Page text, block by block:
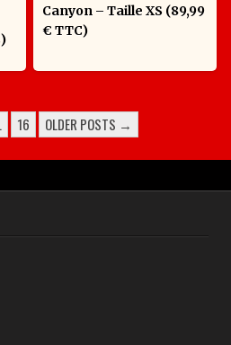
Canyon – Taille XS (89,99
€ TTC)
16 OLDER POSTS →